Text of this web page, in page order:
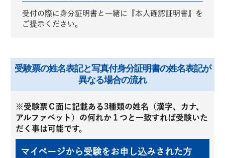
受付の際に身分証明書と一緒に『本人確認証明書』を
ご提示ください。
受験票の姓名表記と写真付身分証明書の姓名表記が
異なる場合の流れ
※受験票Ｃ面に記載ある3種類の姓名（漢字、カナ、
アルファベット）の何れか１つと一致すれば受験いた
だく事は可能です。
マイページから受験をお申し込みされた方